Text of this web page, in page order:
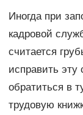
Иногда при
кадровой
считается
исправить
обратиться в
трудовую